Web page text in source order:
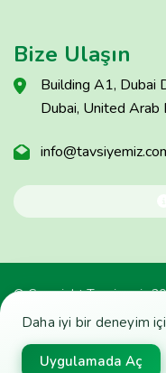
Daha iyi bir deneyim
Uygulamada Aç
Bize Ulaşın
Building A1, Dubai
Dubai, United Arab
© Copyright Tavsiyemiz